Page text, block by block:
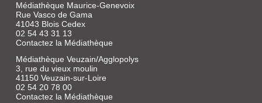
BLOIS
DES
BOMBES
ET
DES
RUINES
1940-
Médiathèque Maurice-Genevoix
Rue Vasco de Gama
41043 Blois Cedex
02 54 43 31 13
Contactez la Médiathèque
Médiathèque Veuzain/Agglopolys
3, rue du vieux moulin
41150 Veuzain-sur-Loire
02 54 20 78 00
Contactez la Médiathèque